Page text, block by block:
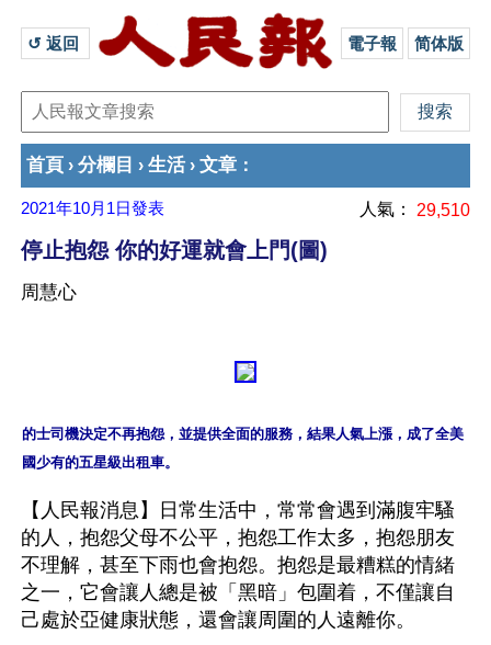
↺ 返回 電子報 简体版
首頁 › 分欄目 › 生活 › 文章 ：
2021年10月1日發表 人氣： 29,510
停止抱怨 你的好運就會上門(圖)
周慧心
的士司機決定不再抱怨，並提供全面的服務，結果人氣上漲，成了全美
【人民報消息】日常生活中，常常會遇到滿腹牢騷
的人，抱怨父母不公平，抱怨工作太多，抱怨朋友
不理解，甚至下雨也會抱怨。抱怨是最糟糕的情緒
之一，它會讓人總是被「黑暗」包圍着，不僅讓自
己處於亞健康狀態，還會讓周圍的人遠離你。